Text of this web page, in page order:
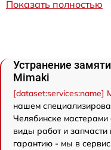
Показать полностью
Устранение
Mimaki
[dataset:services:name]
нашем
Челябинске
виды работ и
гарантию - мы в